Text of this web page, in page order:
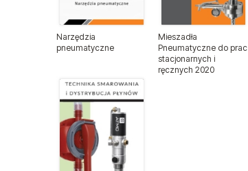
Złącza wtykowe
Zespoły przygotowania
Zawory iglicowe
Zawory kulowe
Narzędzia
pneumatyczne
Mieszadła
Pneumatyczne do prac
stacjonarnych i
ręcznych 2020